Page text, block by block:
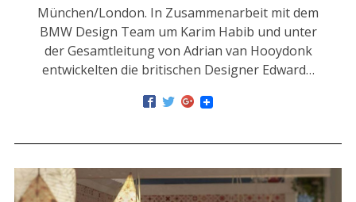
München/London. In Zusammenarbeit mit dem
BMW Design Team um Karim Habib und unter
der Gesamtleitung von Adrian van Hooydonk
entwickelten die britischen Designer Edward…